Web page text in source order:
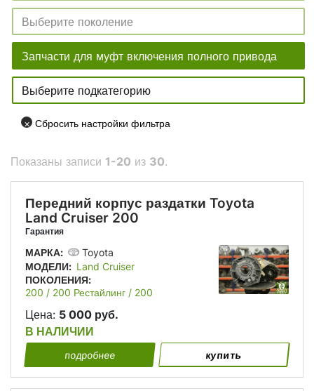
× Сбросить настройки фильтра
Показаны записи 1-20 из 30.
Передний корпус раздатки Toyota
Land Cruiser 200
Гарантия
МАРКА:
Toyota
МОДЕЛИ: Land Cruiser
ПОКОЛЕНИЯ:
200 / 200 Рестайлинг / 200
Цена: 5 000 руб.
В НАЛИЧИИ
подробнее купить